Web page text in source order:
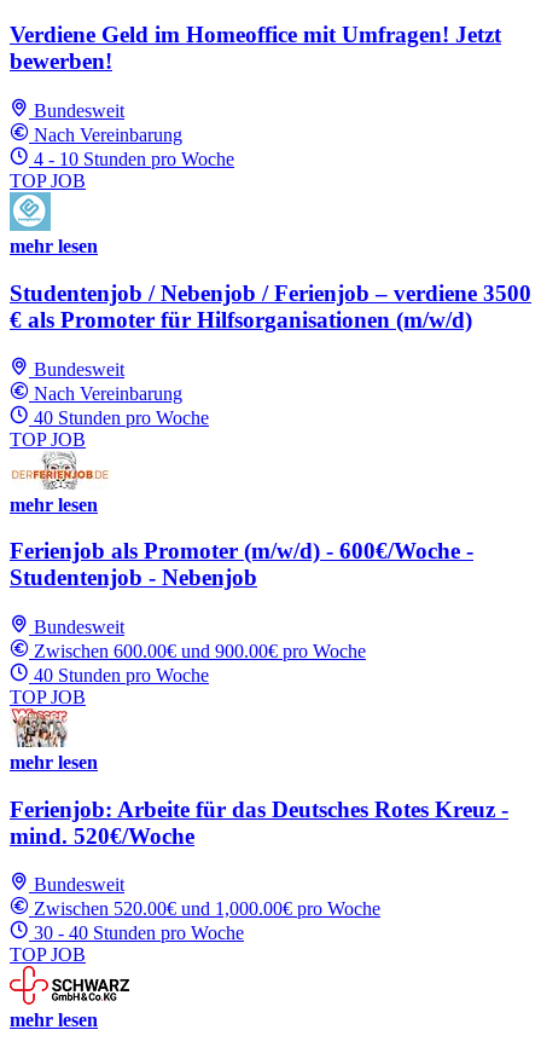
Verdiene Geld im Homeoffice mit Umfragen! Jetzt
bewerben!
Bundesweit
Nach Vereinbarung
4 - 10 Stunden pro Woche
TOP JOB
mehr lesen
Studentenjob / Nebenjob / Ferienjob – verdiene 3500
€ als Promoter für Hilfsorganisationen (m/w/d)
Bundesweit
Nach Vereinbarung
40 Stunden pro Woche
TOP JOB
mehr lesen
Ferienjob als Promoter (m/w/d) - 600€/Woche -
Studentenjob - Nebenjob
Bundesweit
Zwischen 600.00€ und 900.00€ pro Woche
40 Stunden pro Woche
TOP JOB
mehr lesen
Ferienjob: Arbeite für das Deutsches Rotes Kreuz -
mind. 520€/Woche
Bundesweit
Zwischen 520.00€ und 1,000.00€ pro Woche
30 - 40 Stunden pro Woche
TOP JOB
mehr lesen